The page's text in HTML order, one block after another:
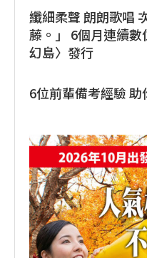
纖細柔聲 朗朗歌唱
藤。」 6個月連續
幻島〉發行
6位前輩備考經驗